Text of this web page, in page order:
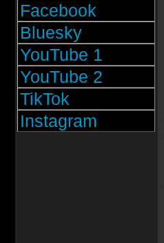
Facebook
Bluesky
YouTube 1
YouTube 2
TikTok
Instagram